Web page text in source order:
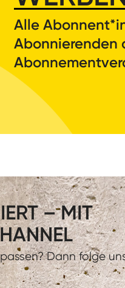
Alle
Abonnierenden
– MIT
Dann folge